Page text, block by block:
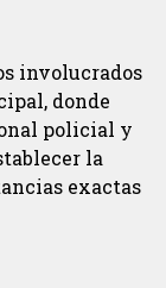
involucrados
donde
policial y
la
exactas